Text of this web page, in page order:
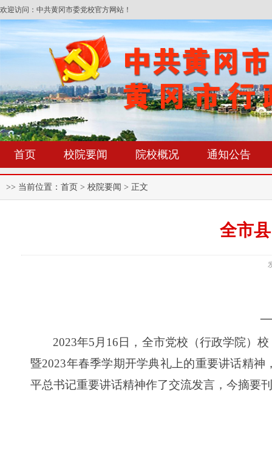
欢迎访问：中共黄冈市委党校官方网站！
首页 校院要闻 院校概况 通知公告
>> 当前位置： 首页 > 校院要闻 > 正文
全市
2023年5月16日，全市党校（行政学院）
暨2023年春季学期开学典礼上的重要讲话精
平总书记重要讲话精神作了交流发言，今摘要